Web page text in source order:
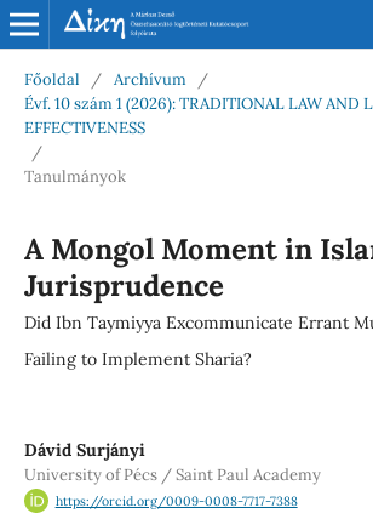
Főoldal / Archívum
/
Évf. 10 szám 1 (2026): TRADITIONAL LAW AND
EFFECTIVENESS
/
Tanulmányok
A Mongol Moment in
Jurisprudence
Did Ibn Taymiyya Excommunicate Errant
Failing to Implement Sharia?
Dávid Surjányi
University of Pécs / Saint Paul Academy
https://orcid.org/0009-0008-7717-7388